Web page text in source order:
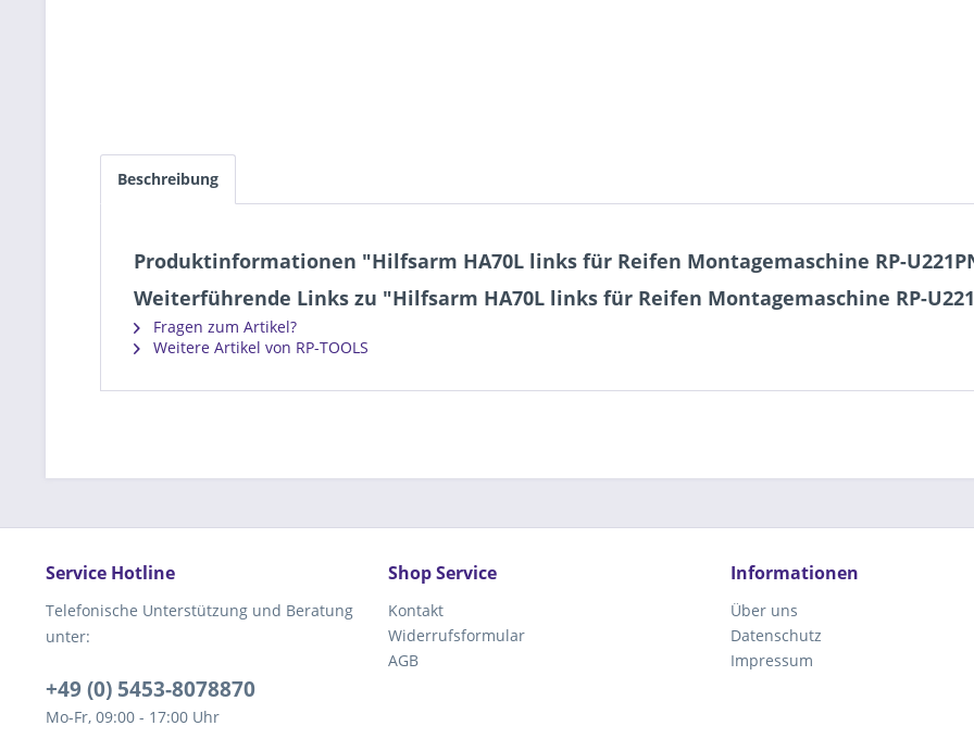
Beschreibung
Produktinformationen "Hilfsarm HA70L links für Reifen Montagemaschine RP-U221PN,
Weiterführende Links zu "Hilfsarm HA70L links für Reifen Montagemaschine RP-
Fragen zum Artikel?
Weitere Artikel von RP-TOOLS
Service Hotline
Telefonische Unterstützung und Beratung
unter:
+49 (0) 5453-8078870
Mo-Fr, 09:00 - 17:00 Uhr
Shop Service
Kontakt
Widerrufsformular
AGB
Informationen
Über uns
Datenschutz
Impressum